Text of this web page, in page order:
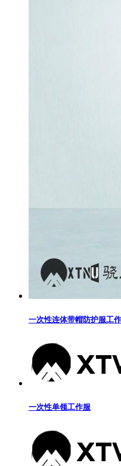
一次性连体带帽防护服工
一次性单领工作服